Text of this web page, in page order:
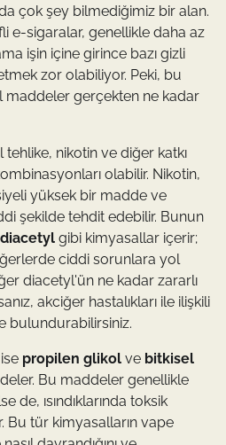
çok şey bilmediğimiz bir alan.
e-sigaralar, genellikle daha az
işin içine girince bazı gizli
zor olabiliyor. Peki, bu
maddeler gerçekten ne kadar
tehlike, nikotin ve diğer katkı
olabilir. Nikotin,
yüksek bir madde ve
şekilde tehdit edebilir. Bunun
diacetyl gibi kimyasallar içerir;
ciddi sorunlara yol
diacetyl'ün ne kadar zararlı
akciğer hastalıkları ile ilişkili
bulundurabilirsiniz.
propilen glikol ve bitkisel
Bu maddeler genellikle
de, ısındıklarında toksik
Bu tür kimyasalların vape